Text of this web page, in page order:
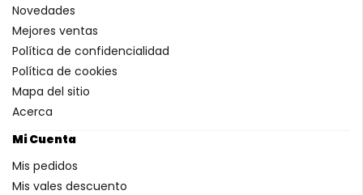
Novedades
Mejores ventas
Política de confidencialidad
Política de cookies
Mapa del sitio
Acerca
Mi Cuenta
Mis pedidos
Mis vales descuento